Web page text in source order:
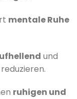
mentale Ruhe
und
ruhigen und